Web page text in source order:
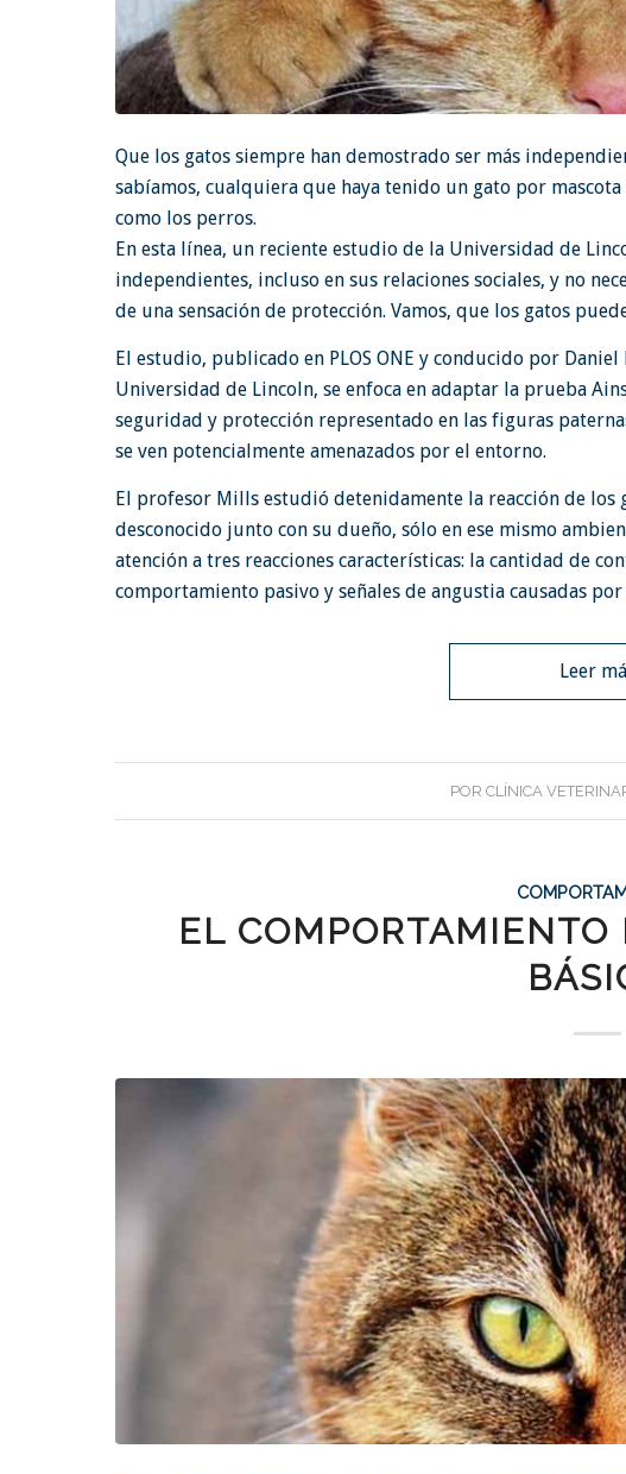
Que los gatos siempre han demostrado ser más
sabíamos, cualquiera que haya tenido un gato por
como los perros.
En esta línea, un reciente estudio de la Universidad de
independientes, incluso en sus relaciones sociales, y no
de una sensación de protección. Vamos, que los gatos
El estudio, publicado en PLOS ONE y conducido por
Universidad de Lincoln, se enfoca en adaptar la prueba
seguridad y protección representado en las figuras
se ven potencialmente amenazados por el entorno.
El profesor Mills estudió detenidamente la reacción de los
desconocido junto con su dueño, sólo en ese mismo
atención a tres reacciones características: la cantidad de
comportamiento pasivo y señales de angustia causadas
Leer
POR CLÍNICA
EL COMPORTAMIENTO